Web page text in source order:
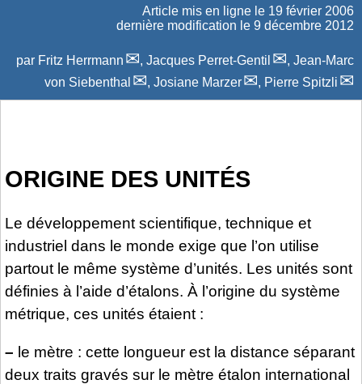
Article mis en ligne le 19 février 2006
dernière modification le 9 décembre 2012
par Fritz Herrmann , Jacques Perret-Gentil , Jean-Marc
von Siebenthal
, Josiane Marzer , Pierre Spitzli
ORIGINE DES UNITÉS
Le développement scientifique, technique et
industriel dans le monde exige que l’on utilise
partout le même système d’unités. Les unités sont
définies à l’aide d’étalons. À l’origine du système
métrique, ces unités étaient :
– le mètre : cette longueur est la distance séparant
deux traits gravés sur le mètre étalon international